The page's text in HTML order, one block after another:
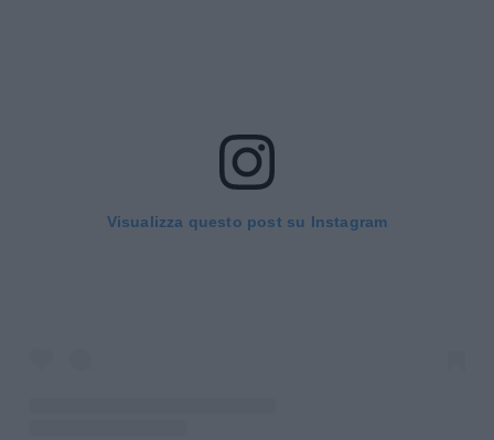
Visualizza questo post su Instagram